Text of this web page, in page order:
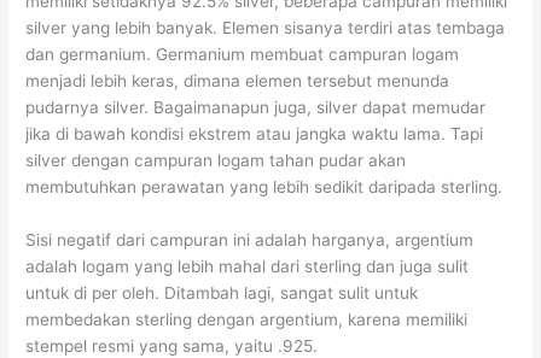
silver yang lebih banyak. Elemen sisanya terdiri atas tembaga
dan germanium. Germanium membuat campuran logam
menjadi lebih keras, dimana elemen tersebut menunda
pudarnya silver. Bagaimanapun juga, silver dapat memudar
jika di bawah kondisi ekstrem atau jangka waktu lama. Tapi
silver dengan campuran logam tahan pudar akan
membutuhkan perawatan yang lebih sedikit daripada sterling.
Sisi negatif dari campuran ini adalah harganya, argentium
adalah logam yang lebih mahal dari sterling dan juga sulit
untuk di per oleh. Ditambah lagi, sangat sulit untuk
membedakan sterling dengan argentium, karena memiliki
stempel resmi yang sama, yaitu .925.